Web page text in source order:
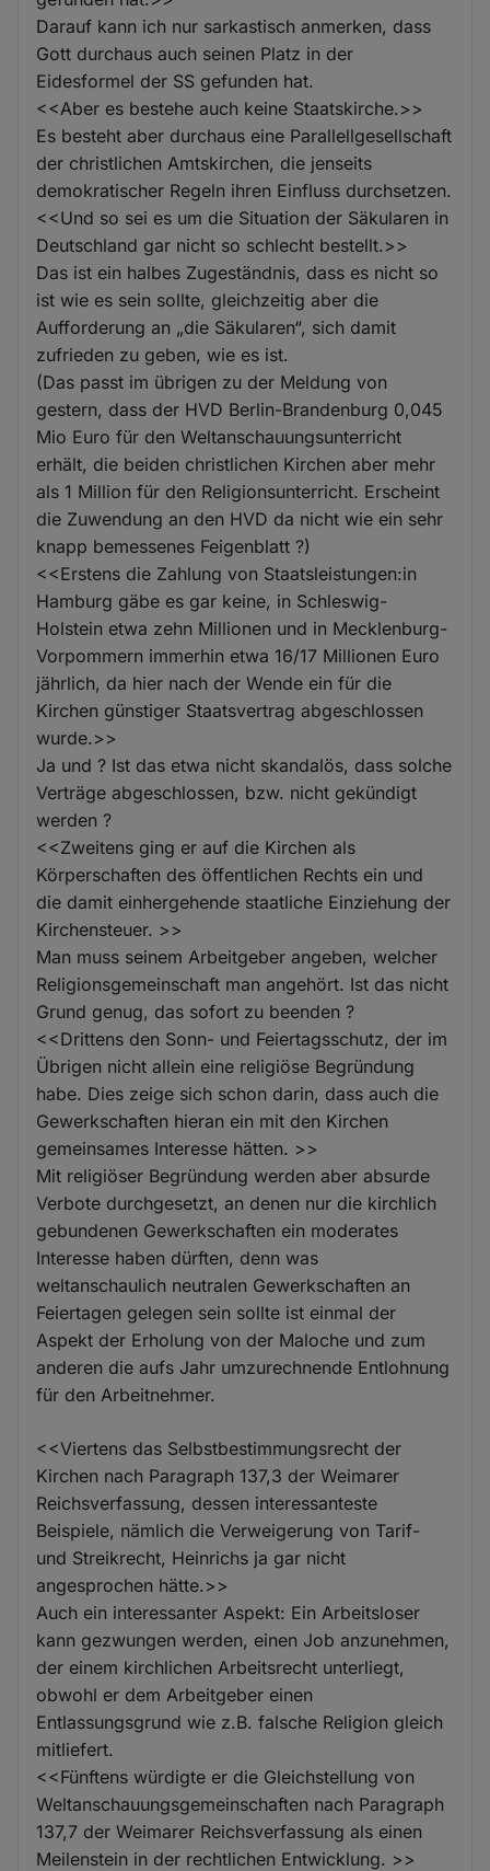
Darauf kann ich nur sarkastisch anmerken, dass
Gott durchaus auch seinen Platz in der
Eidesformel der SS gefunden hat.
<<Aber es bestehe auch keine Staatskirche.>>
Es besteht aber durchaus eine Parallellgesellschaft
der christlichen Amtskirchen, die jenseits
demokratischer Regeln ihren Einfluss durchsetzen.
<<Und so sei es um die Situation der Säkularen in
Deutschland gar nicht so schlecht bestellt.>>
Das ist ein halbes Zugeständnis, dass es nicht so
ist wie es sein sollte, gleichzeitig aber die
Aufforderung an „die Säkularen“, sich damit
zufrieden zu geben, wie es ist.
(Das passt im übrigen zu der Meldung von
gestern, dass der HVD Berlin-Brandenburg 0,045
Mio Euro für den Weltanschauungsunterricht
erhält, die beiden christlichen Kirchen aber mehr
als 1 Million für den Religionsunterricht. Erscheint
die Zuwendung an den HVD da nicht wie ein sehr
knapp bemessenes Feigenblatt ?)
<<Erstens die Zahlung von Staatsleistungen:in
Hamburg gäbe es gar keine, in Schleswig-
Holstein etwa zehn Millionen und in Mecklenburg-
Vorpommern immerhin etwa 16/17 Millionen Euro
jährlich, da hier nach der Wende ein für die
Kirchen günstiger Staatsvertrag abgeschlossen
wurde.>>
Ja und ? Ist das etwa nicht skandalös, dass solche
Verträge abgeschlossen, bzw. nicht gekündigt
werden ?
<<Zweitens ging er auf die Kirchen als
Körperschaften des öffentlichen Rechts ein und
die damit einhergehende staatliche Einziehung der
Kirchensteuer. >>
Man muss seinem Arbeitgeber angeben, welcher
Religionsgemeinschaft man angehört. Ist das nicht
Grund genug, das sofort zu beenden ?
<<Drittens den Sonn- und Feiertagsschutz, der im
Übrigen nicht allein eine religiöse Begründung
habe. Dies zeige sich schon darin, dass auch die
Gewerkschaften hieran ein mit den Kirchen
gemeinsames Interesse hätten. >>
Mit religiöser Begründung werden aber absurde
Verbote durchgesetzt, an denen nur die kirchlich
gebundenen Gewerkschaften ein moderates
Interesse haben dürften, denn was
weltanschaulich neutralen Gewerkschaften an
Feiertagen gelegen sein sollte ist einmal der
Aspekt der Erholung von der Maloche und zum
anderen die aufs Jahr umzurechnende Entlohnung
für den Arbeitnehmer.
<<Viertens das Selbstbestimmungsrecht der
Kirchen nach Paragraph 137,3 der Weimarer
Reichsverfassung, dessen interessanteste
Beispiele, nämlich die Verweigerung von Tarif-
und Streikrecht, Heinrichs ja gar nicht
angesprochen hätte.>>
Auch ein interessanter Aspekt: Ein Arbeitsloser
kann gezwungen werden, einen Job anzunehmen,
der einem kirchlichen Arbeitsrecht unterliegt,
obwohl er dem Arbeitgeber einen
Entlassungsgrund wie z.B. falsche Religion gleich
mitliefert.
<<Fünftens würdigte er die Gleichstellung von
Weltanschauungsgemeinschaften nach Paragraph
137,7 der Weimarer Reichsverfassung als einen
Meilenstein in der rechtlichen Entwicklung. >>